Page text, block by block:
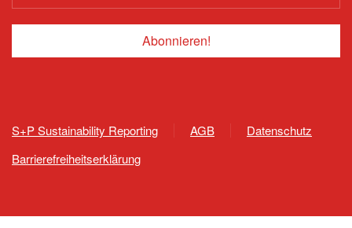
S+P Sustainability Reporting AGB
Datenschutz
Barrierefreiheitserklärung